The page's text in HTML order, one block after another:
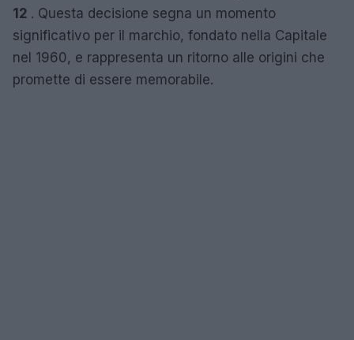
12 . Questa decisione segna un momento
significativo per il marchio, fondato nella Capitale
nel 1960, e rappresenta un ritorno alle origini che
promette di essere memorabile.